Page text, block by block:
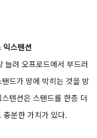
익스텐션
늘려 오프로드에서 부드러
드가 땅에 박히는 것을 방
텐션은 스탠드를 한층 더
충분한 가치가 있다.